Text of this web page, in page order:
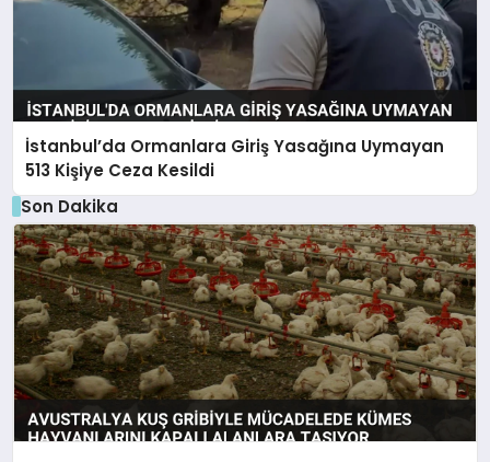
İstanbul’da Ormanlara Giriş Yasağına Uymayan
513 Kişiye Ceza Kesildi
Son Dakika